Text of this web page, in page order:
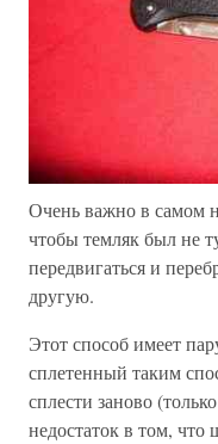
Очень важно в самом
чтобы темляк был не
передвигаться и
другую.
Этот способ имеет
сплетенный таким
сплести заново
недостаток в том, что